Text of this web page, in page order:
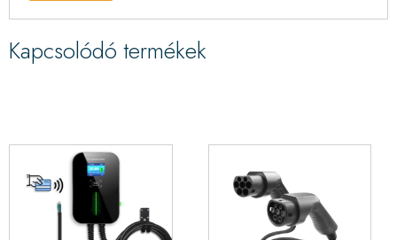
Kapcsolódó termékek